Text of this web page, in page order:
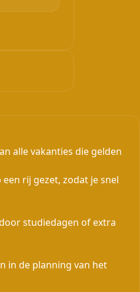
alle vakanties die gelden
rij gezet, zodat je snel
studiedagen of extra
in de planning van het